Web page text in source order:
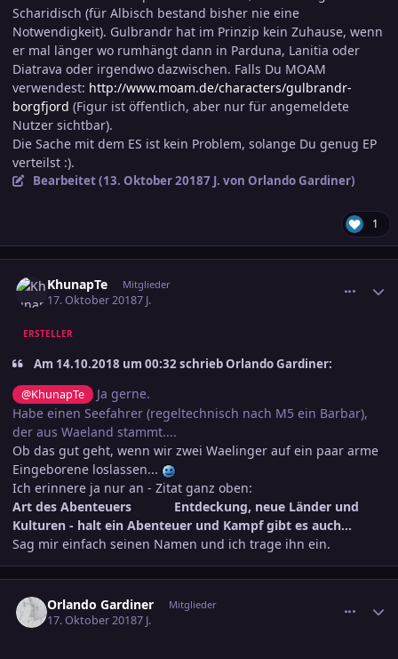
Scharidisch (für Albisch bestand bisher nie eine
Notwendigkeit). Gulbrandr hat im Prinzip kein Zuhause, wenn
er mal länger wo rumhängt dann in Parduna, Lanitia oder
Diatrava oder irgendwo dazwischen. Falls Du MOAM
verwendest: http://www.moam.de/characters/gulbrandr-
borgfjord (Figur ist öffentlich, aber nur für angemeldete
Nutzer sichtbar).
Die Sache mit dem ES ist kein Problem, solange Du genug EP
verteilst :).
Bearbeitet (13. Oktober 20187 J. von Orlando Gardiner)
1
KhunapTe Mitglieder
17. Oktober 20187 J.
ERSTELLER
Am ‎14‎.‎10‎.‎2018 um 00:32 schrieb Orlando Gardiner:
@KhunapTe
Ja gerne.
Habe einen Seefahrer (regeltechnisch nach M5 ein Barbar),
der aus Waeland stammt....
Ob das gut geht, wenn wir zwei Waelinger auf ein paar arme
Eingeborene loslassen...
Ich erinnere ja nur an - Zitat ganz oben:
Art des Abenteuers Entdeckung, neue Länder und
Kulturen - halt ein Abenteuer und Kampf gibt es auch...
Sag mir einfach seinen Namen und ich trage ihn ein.
Orlando Gardiner Mitglieder
17. Oktober 20187 J.